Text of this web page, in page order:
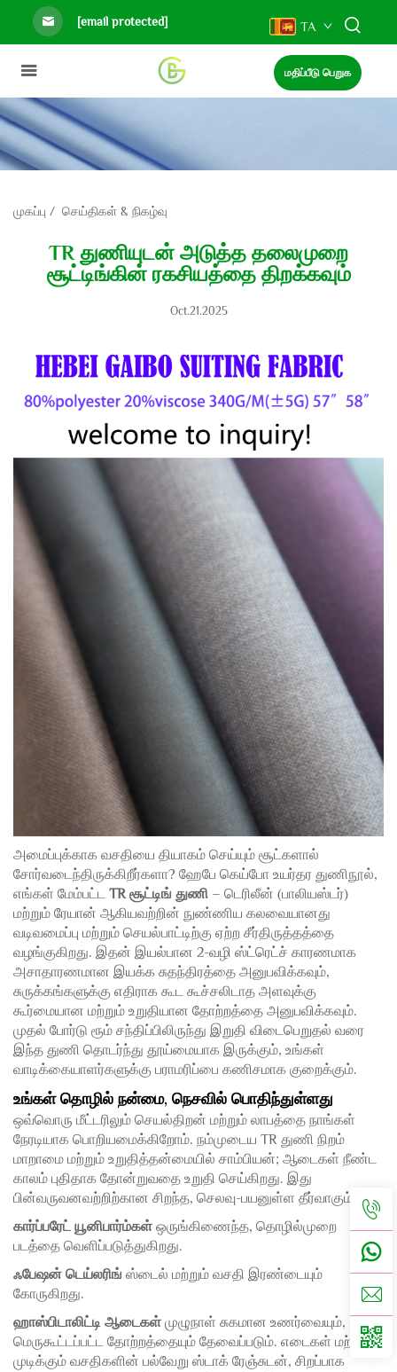
[email protected] TA
மதிப்பீடு பெறுக
முகப்பு / செய்திகள் & நிகழ்வு
TR துணியுடன் அடுத்த தலைமுறை
சூட்டிங்கின் ரகசியத்தை திறக்கவும்
Oct.21.2025
அமைப்புக்காக வசதியை தியாகம் செய்யும் சூட்களால்
சோர்வடைந்திருக்கிறீர்களா? ஹேபே கெய்போ உயர்தர துணிநூல்,
எங்கள் மேம்பட்ட TR சூட்டிங் துணி – டெரிலீன் (பாலியஸ்டர்)
மற்றும் ரேயான் ஆகியவற்றின் நுண்ணிய கலவையானது
வடிவமைப்பு மற்றும் செயல்பாட்டிற்கு ஏற்ற சீர்திருத்தத்தை
வழங்குகிறது. இதன் இயல்பான 2-வழி ஸ்ட்ரெட்ச் காரணமாக
அசாதாரணமான இயக்க சுதந்திரத்தை அனுபவிக்கவும்,
சுருக்கங்களுக்கு எதிராக கூட கூச்சலிடாத அளவுக்கு
கூர்மையான மற்றும் உறுதியான தோற்றத்தை அனுபவிக்கவும்.
முதல் போர்டு ரூம் சந்திப்பிலிருந்து இறுதி விடைபெறுதல் வரை
இந்த துணி தொடர்ந்து தூய்மையாக இருக்கும், உங்கள்
வாடிக்கையாளர்களுக்கு பராமரிப்பை கணிசமாக குறைக்கும்.
உங்கள் தொழில் நன்மை, நெசவில் பொதிந்துள்ளது
ஒவ்வொரு மீட்டரிலும் செயல்திறன் மற்றும் லாபத்தை நாங்கள்
நேரடியாக பொறியமைக்கிறோம். நம்முடைய TR துணி நிறம்
மாறாமை மற்றும் உறுதித்தன்மையில் சாம்பியன்; ஆடைகள் நீண்ட
காலம் புதிதாக தோன்றுவதை உறுதி செய்கிறது. இது
பின்வருவனவற்றிற்கான சிறந்த, செலவு-பயனுள்ள தீர்வாகும்:
கார்ப்பரேட் யூனிபார்ம்கள் ஒருங்கிணைந்த, தொழில்முறை
படத்தை வெளிப்படுத்துகிறது.
ஃபேஷன் டெய்லரிங் ஸ்டைல் மற்றும் வசதி இரண்டையும்
கோருகிறது.
ஹாஸ்பிடாலிட்டி ஆடைகள் முழுநாள் சுகமான உணர்வையும்,
மெருகூட்டப்பட்ட தோற்றத்தையும் தேவைப்படும். எடைகள் மற்றும்
முடிக்கும் வசதிகளின் பல்வேறு ஸ்டாக் ரேஞ்சுடன், சிறப்பாக